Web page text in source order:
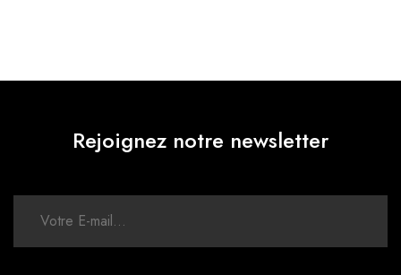
Rejoignez notre newsletter